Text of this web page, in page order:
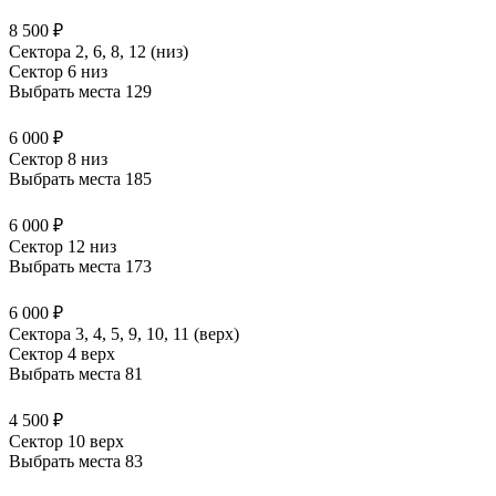
8 500 ₽
Сектора 2, 6, 8, 12 (низ)
Сектор 6 низ
Выбрать места 129
6 000 ₽
Сектор 8 низ
Выбрать места 185
6 000 ₽
Сектор 12 низ
Выбрать места 173
6 000 ₽
Сектора 3, 4, 5, 9, 10, 11 (верх)
Сектор 4 верх
Выбрать места 81
4 500 ₽
Сектор 10 верх
Выбрать места 83